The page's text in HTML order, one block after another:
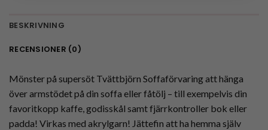
BESKRIVNING
RECENSIONER (0)
Mönster på supersöt Tvättbjörn Soffaförvaring att hänga
över armstödet på din soffa eller fåtölj – till exempelvis din
favoritkopp kaffe, godisskål samt fjärrkontroller bok eller
padda! Virkas med akrylgarn! Jättefin att ha hemma själv